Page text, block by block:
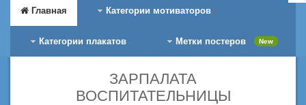
Главная Категории мотиваторов
Категории плакатов Метки постеров New
ЗАРПАЛАТА
ВОСПИТАТЕЛЬНИЦЫ